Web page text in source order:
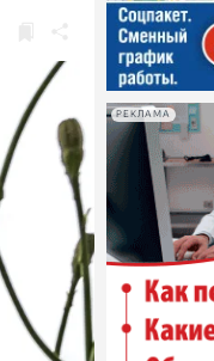
РЕКЛАМА